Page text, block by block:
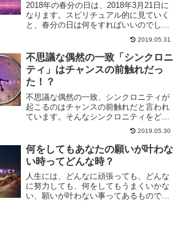
2018年の春分の日は、2018年3月21日に
なります。スピリチュアル的に見ていく
と、春分の日は何をすればいいのでしょ
うか？今回の春分の日にオススメの過ご
し方を、惑星の動きからご紹介します。
2019.05.31
不思議な偶然の一致「シンクロニ
ティ」はチャンスの前触れだっ
た！？
不思議な偶然の一致、シンクロニティが
起こるのはチャンスの前触れだと言われ
ています。そんなシンクロニティをどう
認識するかでも、いろいろと変わってき
ます。また、シンクロニティをなかなか
感じられないという方にオススメの方法
もご紹介します。
2019.05.30
何をしてもあなたの願いが叶わな
い時ってどんな時？
人生には、どんなに頑張っても、どんな
に努力しても、何をしてもうまくいかな
い、願いが叶わない事ってあるもので